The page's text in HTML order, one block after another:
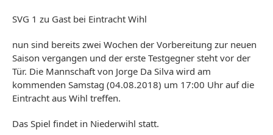
SVG 1 zu Gast bei Eintracht Wihl
nun sind bereits zwei Wochen der Vorbereitung zur neuen
Saison vergangen und der erste Testgegner steht vor der
Tür. Die Mannschaft von Jorge Da Silva wird am
kommenden Samstag (04.08.2018) um 17:00 Uhr auf die
Eintracht aus Wihl treffen.
Das Spiel findet in Niederwihl statt.